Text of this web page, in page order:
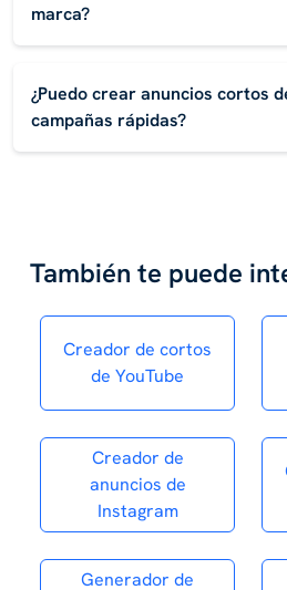
marca?
¿Puedo crear anuncios cortos
campañas rápidas?
También te puede
Creador de cortos
de YouTube
Creador de
anuncios de
Instagram
Generador de